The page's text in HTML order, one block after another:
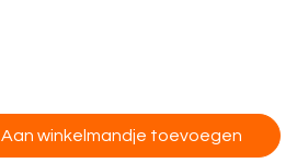
Aan winkelmandje toevoegen